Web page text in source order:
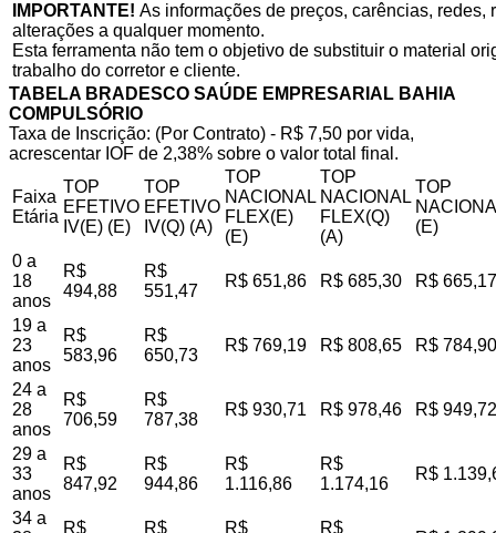
IMPORTANTE! As informações de preços, carências,
alterações a qualquer momento.
Esta ferramenta não tem o objetivo de substituir o material
trabalho do corretor e cliente.
TABELA BRADESCO SAÚDE EMPRESARIAL BAHIA
COMPULSÓRIO
Taxa de Inscrição: (Por Contrato) - R$ 7,50 por vida,
acrescentar IOF de 2,38% sobre o valor total final.
Faixa
Etária
TOP
EFETIVO
IV(E) (E)
TOP
EFETIVO
IV(Q) (A)
TOP
NACIONAL
FLEX(E)
(E)
TOP
NACIONAL
FLEX(Q)
(A)
TOP
(E)
0 a
18
anos
R$
494,88
R$
551,47
R$ 651,86 R$ 685,30 R$ 665,17
19 a
23
anos
R$
583,96
R$
650,73
R$ 769,19 R$ 808,65 R$ 784,90
24 a
28
anos
R$
706,59
R$
787,38
R$ 930,71 R$ 978,46 R$ 949,72
29 a
33
anos
R$
847,92
R$
944,86
R$
1.116,86
R$
1.174,16
R$
34 a
R$
R$
R$
R$